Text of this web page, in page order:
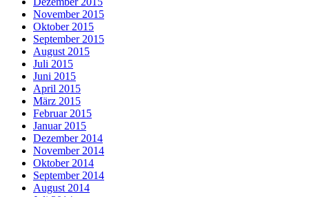
November 2015
Oktober 2015
September 2015
August 2015
Juli 2015
Juni 2015
April 2015
März 2015
Februar 2015
Januar 2015
Dezember 2014
November 2014
Oktober 2014
September 2014
August 2014